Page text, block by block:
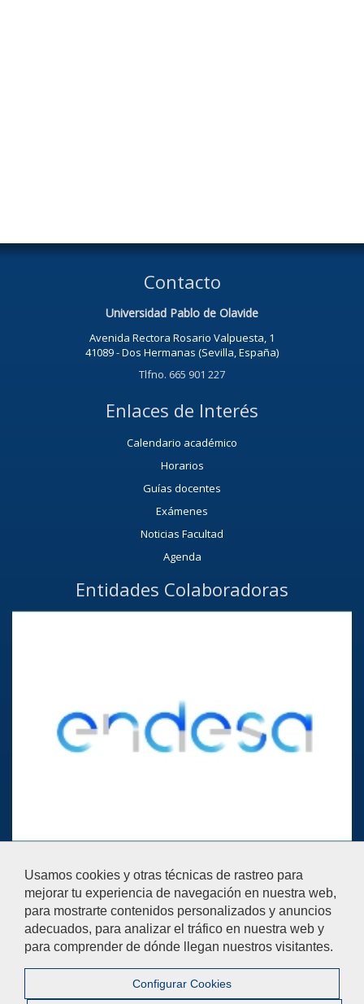
Usamos cookies y otras técnicas de rastreo para
mejorar tu experiencia de navegación en nuestra web,
para mostrarte contenidos personalizados y anuncios
adecuados, para analizar el tráfico en nuestra web y
para comprender de dónde llegan nuestros visitantes.
Configurar Cookies
Contacto
Universidad Pablo de Olavide
Avenida Rectora Rosario Valpuesta, 1
41089 - Dos Hermanas (Sevilla, España)
Tlfno. 665 901 227
Enlaces de Interés
Calendario académico
Horarios
Guías docentes
Exámenes
Noticias Facultad
Agenda
Entidades Colaboradoras
El acceso al buzón exclusivamente se hará en caso de querer
plantear cuestiones que se puedan calificar como una incidencia,
reclamación o sugerencia.
Contáctanos
© 2019 Universidad Pablo de Olavide - Facultad de
Ciencias Empresariales